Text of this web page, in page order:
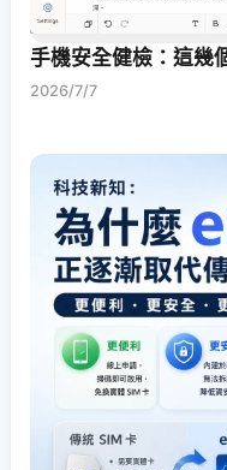
手機安全健檢：這幾
2026/7/7